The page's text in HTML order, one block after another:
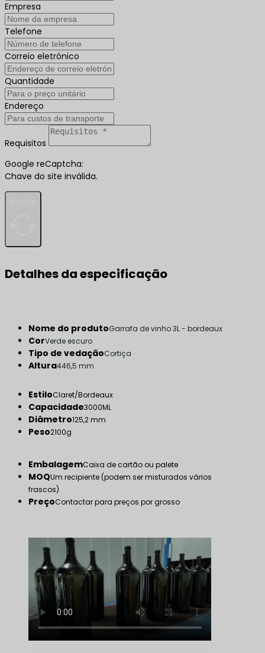
Empresa
Telefone
Correio eletrónico
Quantidade
Endereço
Requisitos
Google reCaptcha:
Chave do site inválida.
Detalhes da especificação
Nome do produtoGarrafa de vinho 3L - bordeaux
CorVerde escuro
Tipo de vedaçãoCortiça
Altura446,5 mm
EstiloClaret/Bordeaux
Capacidade3000ML
Diâmetro125,2 mm
Peso2100g
EmbalagemCaixa de cartão ou palete
MOQUm recipiente (podem ser misturados vários
frascos)
PreçoContactar para preços por grosso